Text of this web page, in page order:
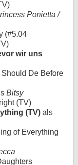
Ponietta /
(#5.04
wir uns
De Before
Bitsy
(TV)
(TV) als
of Everything